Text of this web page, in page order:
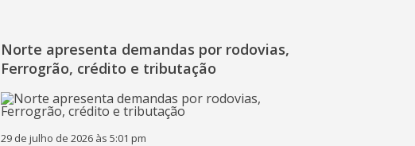
Norte apresenta demandas por rodovias,
Ferrogrão, crédito e tributação
29 de julho de 2026 às 5:01 pm